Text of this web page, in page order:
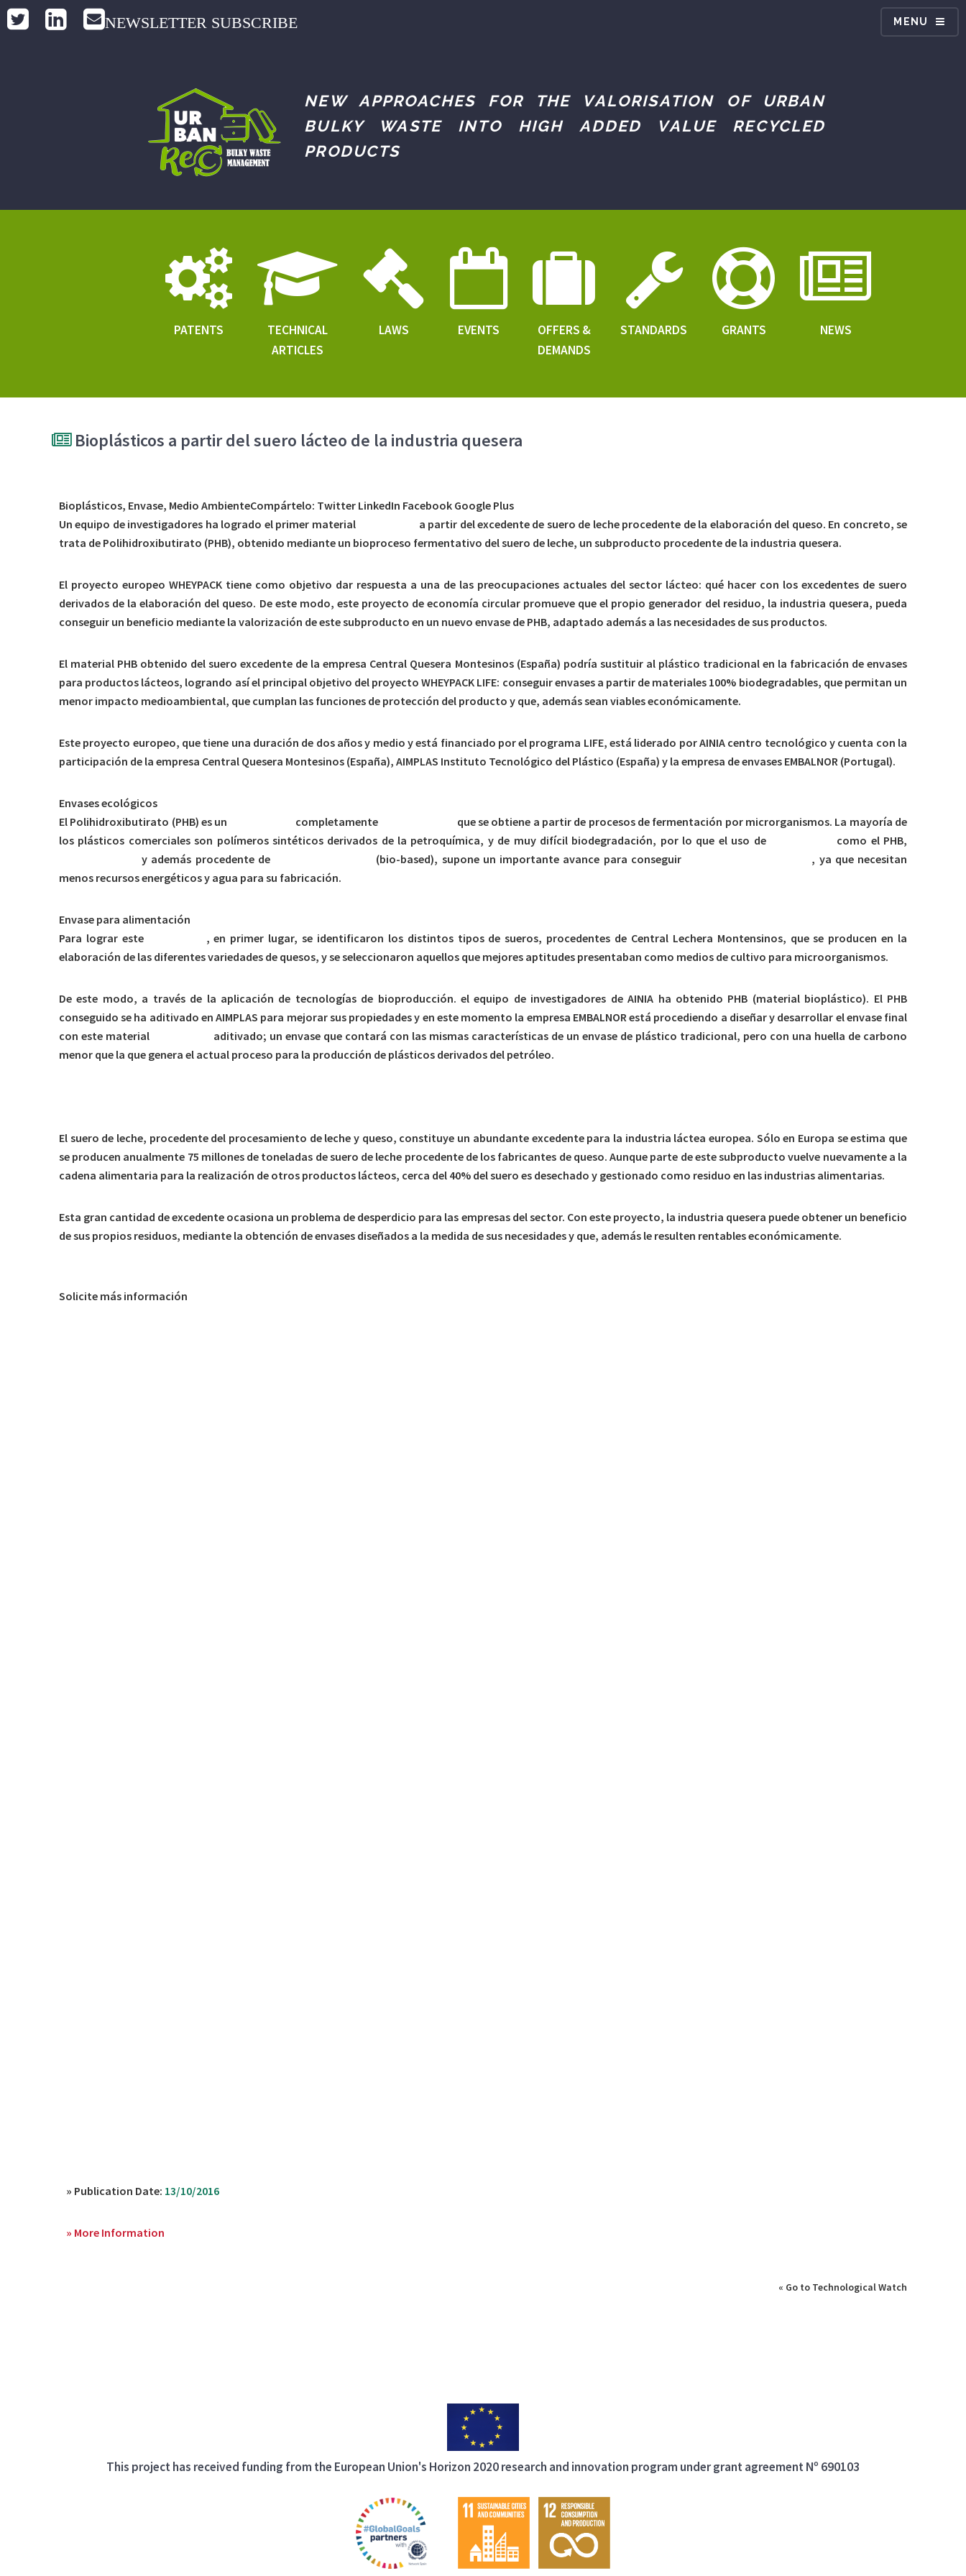
MENU
NEWSLETTER SUBSCRIBE
NEW APPROACHES FOR THE VALORISATION OF URBAN
BULKY WASTE INTO HIGH ADDED VALUE RECYCLED
PRODUCTS
PATENTS
TECHNICAL
ARTICLES
LAWS EVENTS
OFFERS &
DEMANDS
STANDARDS GRANTS NEWS
Bioplásticos a partir del suero lácteo de la industria quesera
Bioplásticos, Envase, Medio AmbienteCompártelo: Twitter LinkedIn Facebook Google Plus
Un equipo de investigadores ha logrado el primer material
a partir del excedente de suero de leche procedente de la elaboración del queso. En concreto, se
trata de Polihidroxibutirato (PHB), obtenido mediante un bioproceso fermentativo del suero de leche, un subproducto procedente de la industria quesera.
El proyecto europeo WHEYPACK tiene como objetivo dar respuesta a una de las preocupaciones actuales del sector lácteo: qué hacer con los excedentes de suero
derivados de la elaboración del queso. De este modo, este proyecto de economía circular promueve que el propio generador del residuo, la industria quesera, pueda
conseguir un beneficio mediante la valorización de este subproducto en un nuevo envase de PHB, adaptado además a las necesidades de sus productos.
El material PHB obtenido del suero excedente de la empresa Central Quesera Montesinos (España) podría sustituir al plástico tradicional en la fabricación de envases
para productos lácteos, logrando así el principal objetivo del proyecto WHEYPACK LIFE: conseguir envases a partir de materiales 100% biodegradables, que permitan un
menor impacto medioambiental, que cumplan las funciones de protección del producto y que, además sean viables económicamente.
Este proyecto europeo, que tiene una duración de dos años y medio y está financiado por el programa LIFE, está liderado por AINIA centro tecnológico y cuenta con la
participación de la empresa Central Quesera Montesinos (España), AIMPLAS Instituto Tecnológico del Plástico (España) y la empresa de envases EMBALNOR (Portugal).
Envases ecológicos
El Polihidroxibutirato (PHB) es un
completamente
que se obtiene a partir de procesos de fermentación por microrganismos. La mayoría de
los plásticos comerciales son polímeros sintéticos derivados de la petroquímica, y de muy difícil biodegradación, por lo que el uso de
como el PHB,
y además procedente de (bio-based), supone un importante avance para conseguir
, ya que necesitan
menos recursos energéticos y agua para su fabricación.
Envase para alimentación
Para lograr este
, en primer lugar, se identificaron los distintos tipos de sueros, procedentes de Central Lechera Montensinos, que se producen en la
elaboración de las diferentes variedades de quesos, y se seleccionaron aquellos que mejores aptitudes presentaban como medios de cultivo para microorganismos.
De este modo, a través de la aplicación de tecnologías de bioproducción. el equipo de investigadores de AINIA ha obtenido PHB (material bioplástico). El PHB
conseguido se ha aditivado en AIMPLAS para mejorar sus propiedades y en este momento la empresa EMBALNOR está procediendo a diseñar y desarrollar el envase final
con este material
aditivado; un envase que contará con las mismas características de un envase de plástico tradicional, pero con una huella de carbono
menor que la que genera el actual proceso para la producción de plásticos derivados del petróleo.
El suero de leche, procedente del procesamiento de leche y queso, constituye un abundante excedente para la industria láctea europea. Sólo en Europa se estima que
se producen anualmente 75 millones de toneladas de suero de leche procedente de los fabricantes de queso. Aunque parte de este subproducto vuelve nuevamente a la
cadena alimentaria para la realización de otros productos lácteos, cerca del 40% del suero es desechado y gestionado como residuo en las industrias alimentarias.
Esta gran cantidad de excedente ocasiona un problema de desperdicio para las empresas del sector. Con este proyecto, la industria quesera puede obtener un beneficio
de sus propios residuos, mediante la obtención de envases diseñados a la medida de sus necesidades y que, además le resulten rentables económicamente.
Solicite más información
» Publication Date: 13/10/2016
» More Information
« Go to Technological Watch
This project has received funding from the European Union's Horizon 2020 research and innovation program under grant agreement Nº 690103